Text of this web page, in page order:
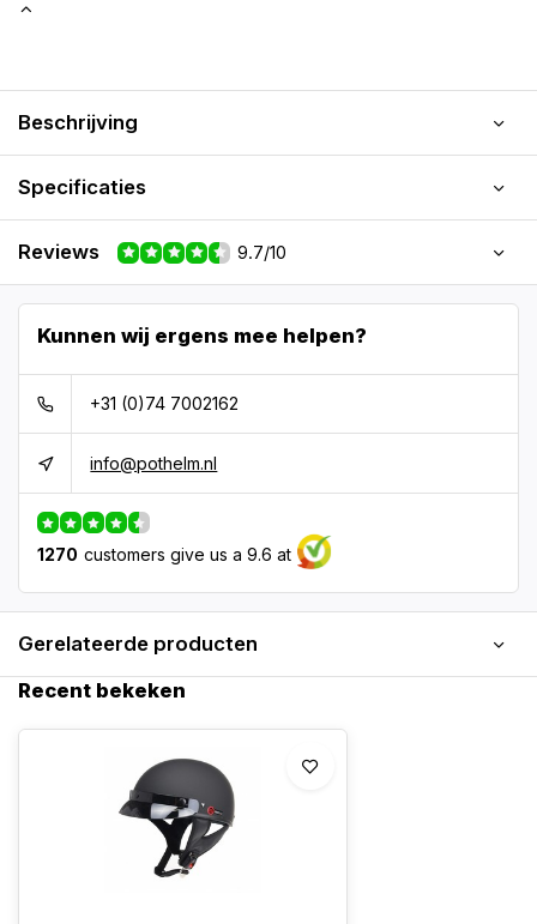
Beschrijving
Specificaties
Reviews 9.7/10
Kunnen wij ergens mee helpen?
+31 (0)74 7002162
info@pothelm.nl
1270 customers give us a 9.6 at
Gerelateerde producten
Recent bekeken